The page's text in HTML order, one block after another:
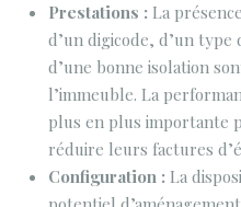
Prestations : La
d’un digicode, d’un
d’une bonne isolation
l’immeuble. La
plus en plus importante
réduire leurs factures
Configuration : La